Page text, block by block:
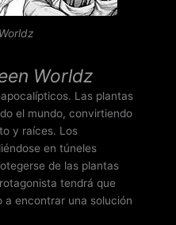
o
n
e
5
Worldz
Las plantas
el mundo, convirtiendo
y raíces. Los
en túneles
de las plantas
tendrá que
a encontrar una solución